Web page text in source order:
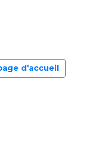
d'accueil